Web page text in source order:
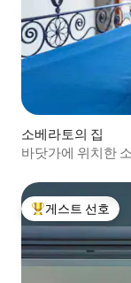
소베라토의 집
바닷가에 위치한
상위 게스트 선호
게스트 선호